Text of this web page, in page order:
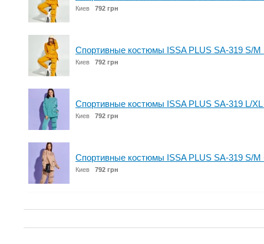
Киев 792 грн
Спортивные костюмы ISSA PLUS SA-319 S/M
Киев 792 грн
Спортивные костюмы ISSA PLUS SA-319 L/
Киев 792 грн
Спортивные костюмы ISSA PLUS SA-319 S/
Киев 792 грн